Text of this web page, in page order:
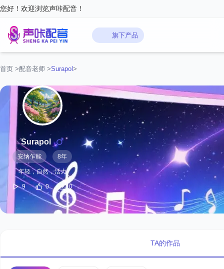
您好！欢迎浏览声咔配音！
旗下产品
首页 >配音老师 >Surapol >
Surapol
安纳乍能 8年
年轻，自然，活力
9 0 0
TA的作品